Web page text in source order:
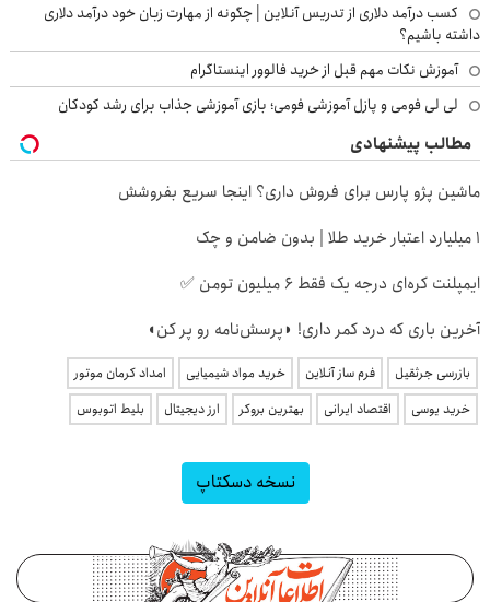
کسب درآمد دلاری از تدریس آنلاین | چگونه از مهارت زبان خود درآمد دلاری
داشته باشیم؟
آموزش نکات مهم قبل از خرید فالوور اینستاگرام
لی لی فومی و پازل آموزشی فومی؛ بازی آموزشی جذاب برای رشد کودکان
مطالب پیشنهادی
ماشین پژو پارس برای فروش داری؟ اینجا سریع بفروشش
۱ میلیارد اعتبار خرید طلا | بدون ضامن و چک
ایمپلنت کره‌ای درجه یک فقط 6 میلیون تومن ✅
آخرین باری که درد کمر داری! ◗پرسش‌نامه رو پر کن◖
بازرسی جرثقیل فرم ساز آنلاین خرید مواد شیمیایی
امداد کرمان موتور
خرید یوسی
اقتصاد ایرانی بهترین بروکر ارز دیجیتال بلیط اتوبوس
نسخه دسکتاپ